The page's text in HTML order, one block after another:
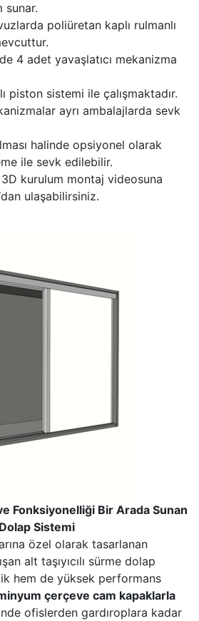
sunar.
poliüretan kaplı rulmanlı
4 adet yavaşlatıcı mekanizma
piston sistemi ile çalışmaktadır.
ayrı ambalajlarda sevk
halinde opsiyonel olarak
ile sevk edilebilir.
kurulum montaj videosuna
ulaşabilirsiniz.
Fonksiyonelliği Bir Arada Sunan
Dolap Sistemi
özel olarak tasarlanan
alt taşıyıcılı sürme dolap
hem de yüksek performans
çerçeve cam kapaklarla
ofislerden gardıroplara kadar